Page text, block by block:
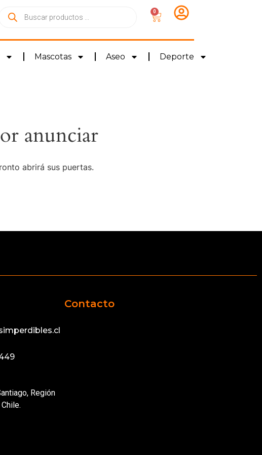
0
Mascotas Aseo Deporte
anunciar
abrirá sus puertas.
Contacto
Región